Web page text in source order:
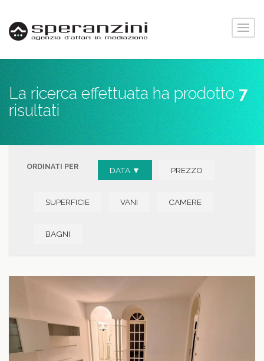
La ricerca effettuata ha prodotto 7
risultati
ORDINATI PER DATA ▼ PREZZO
SUPERFICIE VANI CAMERE
BAGNI